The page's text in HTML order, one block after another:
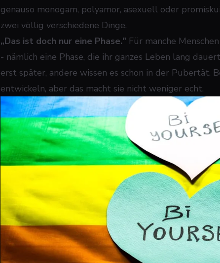
genauso monogam, polyamor, asexuell oder
zwei völlig verschiedene Dinge.
„Das ist doch nur eine Phase." Für manche
- nämlich eine Phase, die ihr ganzes Leben lang
erst später, andere wissen es schon in der Pubertät.
entwickeln, aber das macht sie nicht weniger echt.